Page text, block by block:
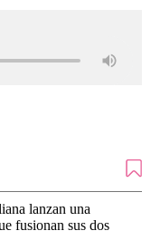
lanzan una
fusionan sus dos